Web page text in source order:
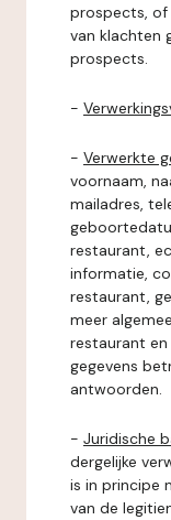
prospects, of
van klachten
prospects.
-
- Verwerkte
voornaam,
mailadres,
restaurant,
informatie,
restaurant,
meer
restaurant
gegevens
antwoorden.
- Juridische
dergelijke
is in principe
van de